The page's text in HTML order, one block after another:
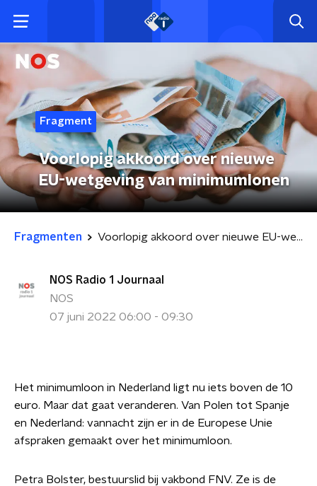
Fragment
Voorlopig akkoord over nieuwe
EU-wetgeving van minimumlonen
Fragmenten Voorlopig akkoord over nieuwe EU-wetgeving van minimumlonen
NOS Radio 1 Journaal
NOS
07 juni 2022 06:00 - 09:30
Het minimumloon in Nederland ligt nu iets boven de 10
euro. Maar dat gaat veranderen. Van Polen tot Spanje
en Nederland: vannacht zijn er in de Europese Unie
afspraken gemaakt over het minimumloon.
Petra Bolster, bestuurslid bij vakbond FNV. Ze is de